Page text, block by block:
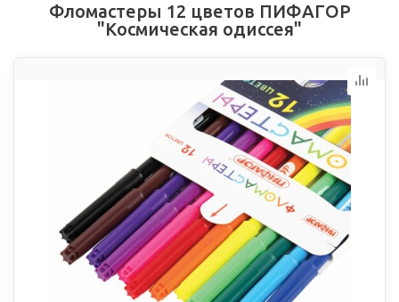
Фломастеры 12 цветов ПИФАГОР
"Космическая одиссея"